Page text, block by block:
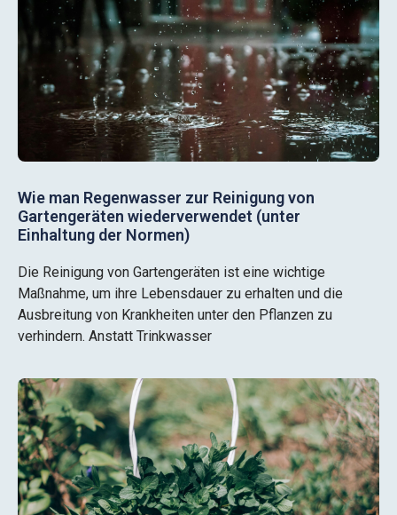
Wie man Regenwasser zur Reinigung von
Gartengeräten wiederverwendet (unter
Einhaltung der Normen)
Die Reinigung von Gartengeräten ist eine wichtige
Maßnahme, um ihre Lebensdauer zu erhalten und die
Ausbreitung von Krankheiten unter den Pflanzen zu
verhindern. Anstatt Trinkwasser